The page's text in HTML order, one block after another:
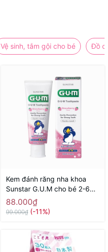
Vệ sinh, tắm gội cho bé Đồ
Kem đánh răng nha khoa
Sunstar G.U.M cho bé 2-6
tuổi 70g ( hương dâu) -
Hàng Nhật nội địa
88.000₫
99.000₫ (-11%)